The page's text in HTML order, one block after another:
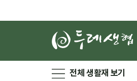
전체 생활재 보기